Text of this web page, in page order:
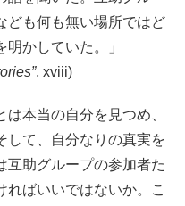
ども何も無い場所ではど
かしていた。」
, xviii)
本当の自分を見つめ、
して、自分なりの真実を
互助グループの参加者た
ればいいではないか。こ